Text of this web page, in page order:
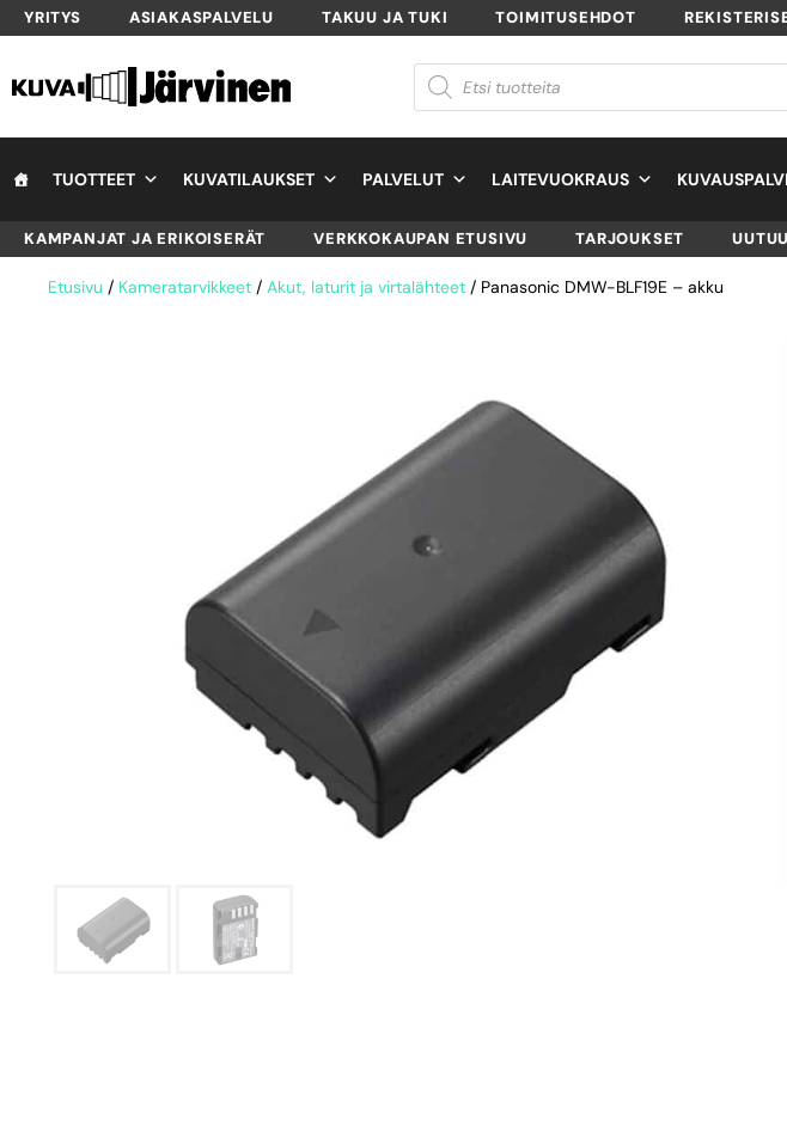
YRITYS ASIAKASPALVELU TAKUU JA TUKI TOIMITUSEHDOT
TUOTTEET KUVATILAUKSET PALVELUT LAITEVUOKRAUS
KAMPANJAT JA ERIKOISERÄT VERKKOKAUPAN ETUSIVU TARJOUKSET
Etusivu / Kameratarvikkeet / Akut, laturit ja virtalähteet / Panasonic DMW-BLF19E – akku